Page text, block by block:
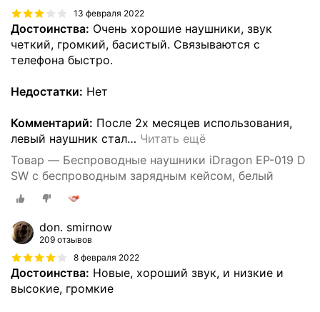
13 февраля 2022
Достоинства: Очень хорошие наушники, звук
четкий, громкий, басистый. Связываются с
телефона быстро.
Недостатки: Нет
Комментарий: После 2х месяцев использования,
левый наушник стал… Читать ещё
Товар — Беспроводные наушники iDragon EP-019 D
SW с беспроводным зарядным кейсом, белый
don. smirnow
209 отзывов
8 февраля 2022
Достоинства: Новые, хороший звук, и низкие и
высокие, громкие